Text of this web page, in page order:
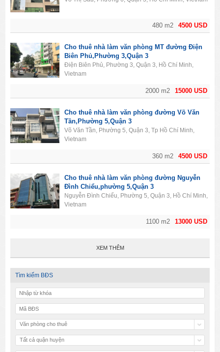
4500 USD
480 m2
15000 USD
2000 m2
Cho thuê nhà làm văn phòng MT đường Điện
Biên Phủ,Phường 3,Quận 3
Điện Biên Phủ, Phường 3, Quận 3, Hồ Chí Minh,
Vietnam
4500 USD
360 m2
Cho thuê nhà làm văn phòng đường Võ Văn
Tần,Phường 5,Quận 3
Võ Văn Tần, Phường 5, Quận 3, Tp Hồ Chí Minh,
Vietnam
13000 USD
1100 m2
Cho thuê nhà làm văn phòng đường Nguyễn
Đình Chiểu,phường 5,Quận 3
Nguyễn Đình Chiểu, Phường 5, Quận 3, Hồ Chí Minh,
Vietnam
XEM THÊM
Tìm kiếm BĐS
Văn phòng cho thuê
Tất cả quận huyện